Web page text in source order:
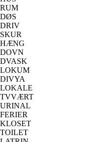
RUM
DØS
DRIV
SKUR
HÆNG
DOVN
DVASK
LOKUM
DIVYA
LOKALE
TVVÆRT
URINAL
FERIER
KLOSET
TOILET